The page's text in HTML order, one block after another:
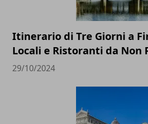
Itinerario di Tre Giorni a
Locali e Ristoranti da Non
29/10/2024